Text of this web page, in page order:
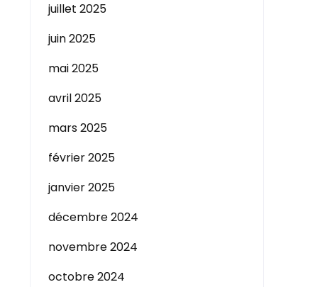
juillet 2025
juin 2025
mai 2025
avril 2025
mars 2025
février 2025
janvier 2025
décembre 2024
novembre 2024
octobre 2024